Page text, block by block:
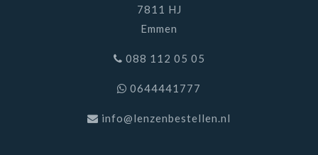
7811 HJ
Emmen
088 112 05 05
0644441777
info@lenzenbestellen.nl